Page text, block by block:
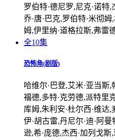
罗伯特·德尼罗,尼克·诺特
乔·唐·巴克,罗伯特·米彻
姆,伊里纳·道格拉斯,弗雷
全10集
恐怖角(剧版)
哈维尔·巴登,艾米·亚当斯,
福德,多特·克劳德,派特里
库姆,朱利安·杜尔西·维达
伊·胡古雷,丹尼尔·迪·阿
逊,希·庞德,杰西·加列戈斯